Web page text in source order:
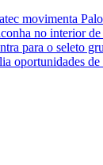
movimenta
no interior
para o seleto
oportunidades de